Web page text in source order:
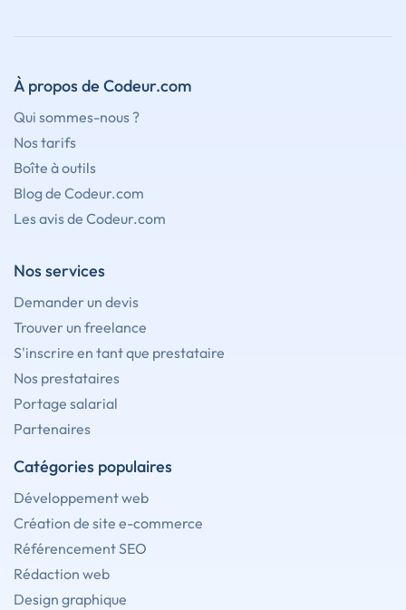
À propos de Codeur.com
Qui sommes-nous ?
Nos tarifs
Boîte à outils
Blog de Codeur.com
Les avis de Codeur.com
Nos services
Demander un devis
Trouver un freelance
S'inscrire en tant que prestataire
Nos prestataires
Portage salarial
Partenaires
Catégories populaires
Développement web
Création de site e-commerce
Référencement SEO
Rédaction web
Design graphique